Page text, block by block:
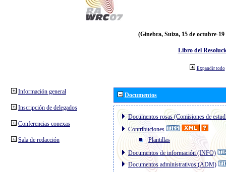
(Ginebra, Suiza, 15 de octubre-19
Libro del
Expandir todo
Información general
Inscripción de delegados
Conferencias conexas
Sala de redacción
Documentos
Documentos rosas (Comisiones de
Contribuciones
Plantillas
Documentos de información (INFO)
Documentos administrativos (ADM)